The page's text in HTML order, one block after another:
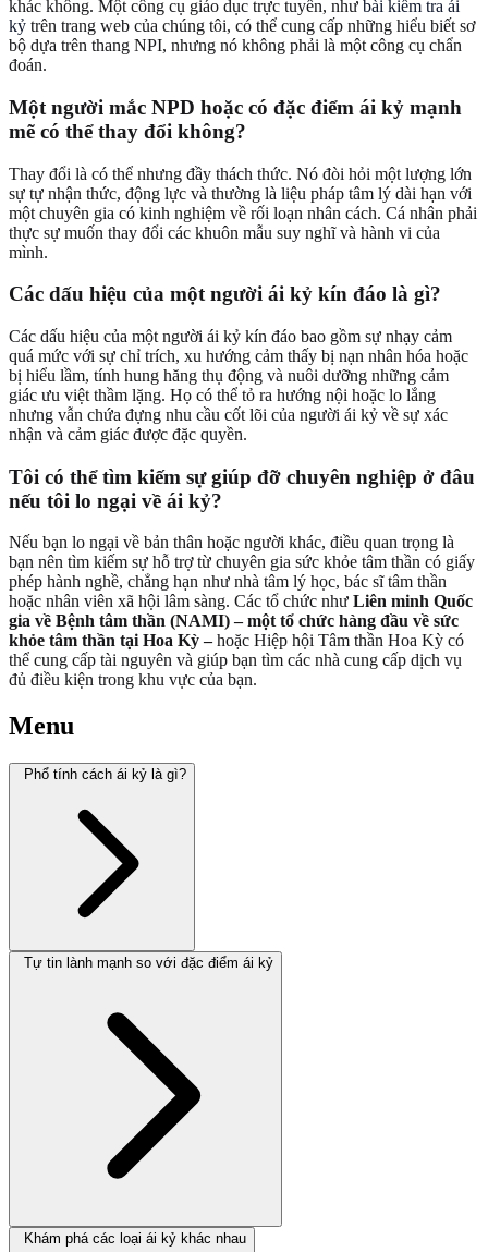
khác không. Một công cụ giáo dục trực tuyến, như bài kiểm tra ái
kỷ trên trang web của chúng tôi, có thể cung cấp những hiểu biết sơ
bộ dựa trên thang NPI, nhưng nó không phải là một công cụ chẩn
đoán.
Một người mắc NPD hoặc có đặc điểm ái kỷ mạnh
mẽ có thể thay đổi không?
Thay đổi là có thể nhưng đầy thách thức. Nó đòi hỏi một lượng lớn
sự tự nhận thức, động lực và thường là liệu pháp tâm lý dài hạn với
một chuyên gia có kinh nghiệm về rối loạn nhân cách. Cá nhân phải
thực sự muốn thay đổi các khuôn mẫu suy nghĩ và hành vi của
mình.
Các dấu hiệu của một người ái kỷ kín đáo là gì?
Các dấu hiệu của một người ái kỷ kín đáo bao gồm sự nhạy cảm
quá mức với sự chỉ trích, xu hướng cảm thấy bị nạn nhân hóa hoặc
bị hiểu lầm, tính hung hăng thụ động và nuôi dưỡng những cảm
giác ưu việt thầm lặng. Họ có thể tỏ ra hướng nội hoặc lo lắng
nhưng vẫn chứa đựng nhu cầu cốt lõi của người ái kỷ về sự xác
nhận và cảm giác được đặc quyền.
Tôi có thể tìm kiếm sự giúp đỡ chuyên nghiệp ở đâu
nếu tôi lo ngại về ái kỷ?
Nếu bạn lo ngại về bản thân hoặc người khác, điều quan trọng là
bạn nên tìm kiếm sự hỗ trợ từ chuyên gia sức khỏe tâm thần có giấy
phép hành nghề, chẳng hạn như nhà tâm lý học, bác sĩ tâm thần
hoặc nhân viên xã hội lâm sàng. Các tổ chức như Liên minh Quốc
gia về Bệnh tâm thần (NAMI) – một tổ chức hàng đầu về sức
khỏe tâm thần tại Hoa Kỳ –hoặc Hiệp hội Tâm thần Hoa Kỳ có
thể cung cấp tài nguyên và giúp bạn tìm các nhà cung cấp dịch vụ
đủ điều kiện trong khu vực của bạn.
Menu
Phổ tính cách ái kỷ là gì?
Tự tin lành mạnh so với đặc điểm ái kỷ
Khám phá các loại ái kỷ khác nhau